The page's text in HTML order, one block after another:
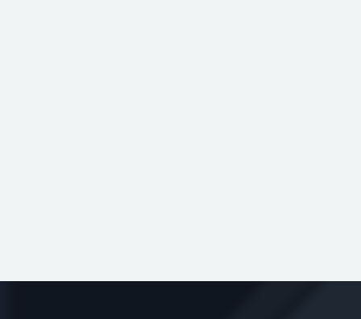
משפחת החיות שלי -